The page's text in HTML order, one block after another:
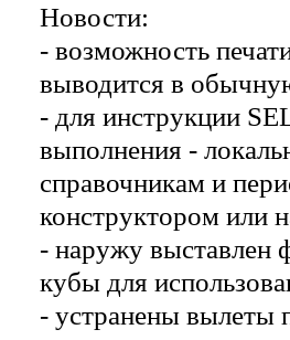
Новости:
- возможность
выводится в
- для инструкции
выполнения -
справочникам и
конструктором или
- наружу выставлен
кубы для
- устранены вылеты